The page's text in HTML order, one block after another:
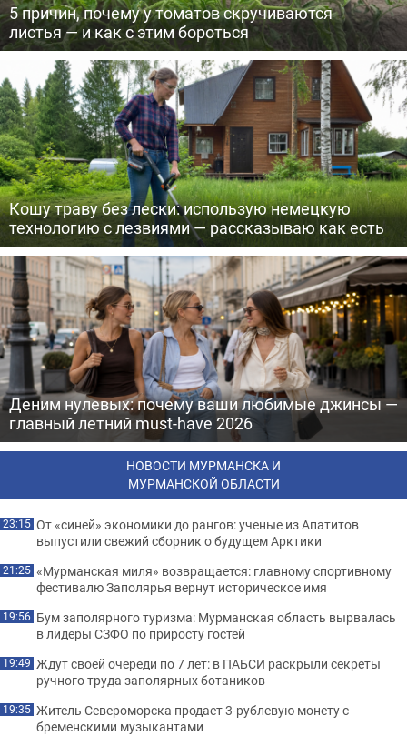
5 причин, почему у томатов скручиваются
листья — и как с этим бороться
Кошу траву без лески: использую немецкую
технологию с лезвиями — рассказываю как есть
Деним нулевых: почему ваши любимые джинсы —
главный летний must-have 2026
НОВОСТИ МУРМАНСКА И
МУРМАНСКОЙ ОБЛАСТИ
23:15 От «синей» экономики до рангов: ученые из Апатитов
выпустили свежий сборник о будущем Арктики
21:25 «Мурманская миля» возвращается: главному спортивному
фестивалю Заполярья вернут историческое имя
19:56 Бум заполярного туризма: Мурманская область вырвалась
в лидеры СЗФО по приросту гостей
19:49 Ждут своей очереди по 7 лет: в ПАБСИ раскрыли секреты
ручного труда заполярных ботаников
19:35 Житель Североморска продает 3-рублевую монету с
бременскими музыкантами